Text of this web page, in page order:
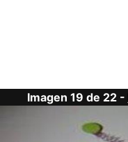
Imagen 19 de 22 -